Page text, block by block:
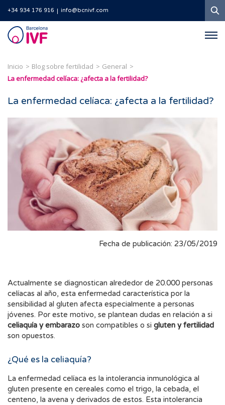
+34 934 176 916 info@bcnivf.com
Barcelona
IVF
Inicio Blog sobre fertilidad
General
La enfermedad celíaca: ¿afecta a la fertilidad?
La enfermedad celíaca: ¿afecta a la fertilidad?
Fecha de publicación: 23/05/2019
Actualmente se diagnostican alrededor de 20.000 personas
celíacas al año, esta enfermedad característica por la
sensibilidad al gluten afecta especialmente a personas
jóvenes. Por este motivo, se plantean dudas en relación a si
celiaquía y embarazo son compatibles o si gluten y fertilidad
son opuestos.
¿Qué es la celiaquía?
La enfermedad celíaca es la intolerancia inmunológica al
gluten presente en cereales como el trigo, la cebada, el
centeno, la avena y derivados de estos. Esta intolerancia